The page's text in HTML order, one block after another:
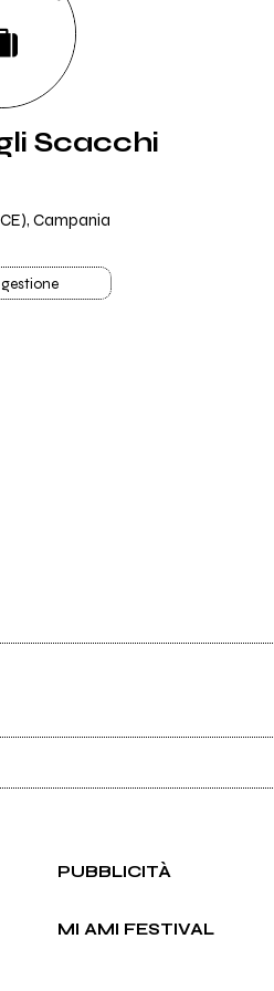
Scacchi
Campania
PUBBLICITÀ
MI AMI FESTIVAL